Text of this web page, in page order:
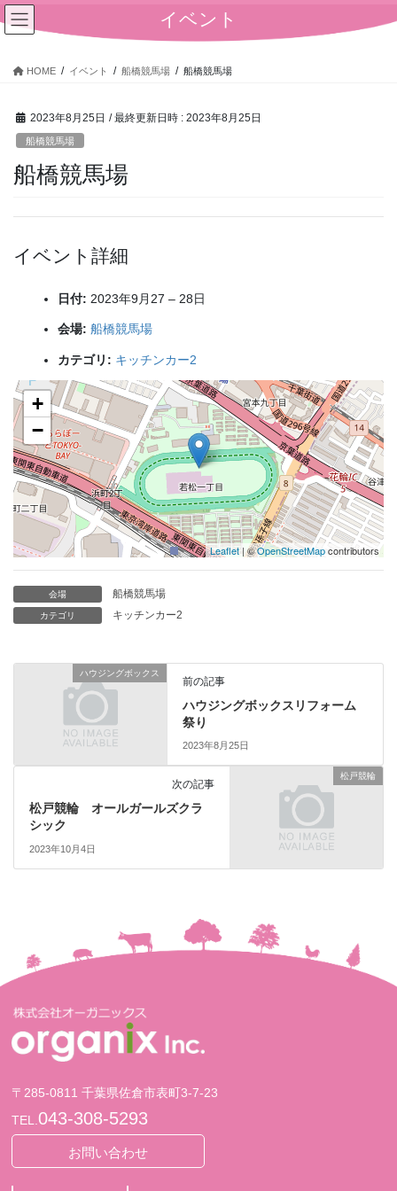
コ
ン
ナ
ビ
イベント
HOME イベント 船橋競馬場 船橋競馬場
2023年8月25日 / 最終更新日時 : 2023年8月25日
船橋競馬場
船橋競馬場
イベント詳細
日付: 2023年9月27 – 28日
会場: 船橋競馬場
カテゴリ: キッチンカー2
+
−
Leaflet | ©OpenStreetMapcontributors
会場 船橋競馬場
カテゴリ キッチンカー2
ハウジングボックス
前の記事
ハウジングボックスリフォーム
祭り
2023年8月25日
松戸競輪
次の記事
松戸競輪 オールガールズクラ
シック
2023年10月4日
〒285-0811 千葉県佐倉市表町3-7-23
TEL.043-308-5293
お問い合わせ